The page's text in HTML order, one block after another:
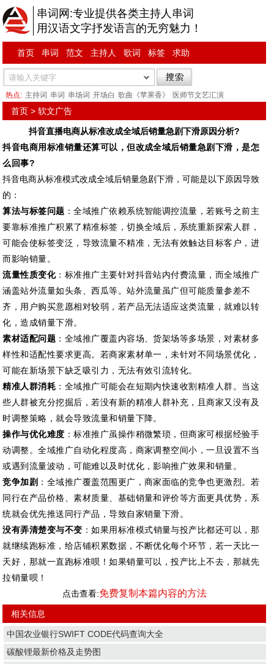
串词网:专业提供各类主持人串词
用汉语文字抒发语言的无穷魅力！
首页 串词 范文 主持人 歌词 标签 求助
热点: 主持词 串词 串场词 开场白 歌曲《苹果香》 医师节文艺汇演
首页 >软文广告
抖音直播电商从标准改成全域后销量急剧下滑原因分析?
抖音电商用标准销量还算可以，但改成全域后销量急剧下滑，是怎
么回事?
抖音电商从标准模式改成全域后销量急剧下滑，可能是以下原因导致
的：
算法与标签问题 ：全域推广依赖系统智能调控流量，若账号之前主
要靠标准推广积累了精准标签，切换全域后，系统重新探索人群，
可能会使标签变泛，导致流量不精准，无法有效触达目标客户，进
而影响销量。
流量性质变化：标准推广主要针对抖音站内付费流量，而全域推广
涵盖站外流量如头条、西瓜等。站外流量虽广但可能质量参差不
齐，用户购买意愿相对较弱，若产品无法适应这类流量，就难以转
化，造成销量下滑。
素材适配问题 ：全域推广覆盖内容场、货架场等多场景，对素材多
样性和适配性要求更高。若商家素材单一，未针对不同场景优化，
可能在新场景下缺乏吸引力，无法有效引流转化。
精准人群消耗 ：全域推广可能会在短期内快速收割精准人群。当这
些人群被充分挖掘后，若没有新的精准人群补充，且商家又没有及
时调整策略，就会导致流量和销量下降。
操作与优化难度 ：标准推广虽操作稍微繁琐，但商家可根据经验手
动调整。全域推广自动化程度高，商家调整空间小，一旦设置不当
或遇到流量波动，可能难以及时优化，影响推广效果和销量。
竞争加剧 ：全域推广覆盖范围更广，商家面临的竞争也更激烈。若
同行在产品价格、素材质量、基础销量和评价等方面更具优势，系
统就会优先推送同行产品，导致自家销量下滑。
没有弄清楚变与不变 ：如果用标准模式销量与投产比都还可以，那
就继续跑标准，给店铺积累数据，不断优化每个环节，若一天比一
天好，那就一直跑标准呗！如果销量可以，投产比上不去，那就先
拉销量呗！
点击查看:免费复制本篇内容的方法
相关信息
中国农业银行SWIFT CODE代码查询大全
碳酸锂最新价格及走势图